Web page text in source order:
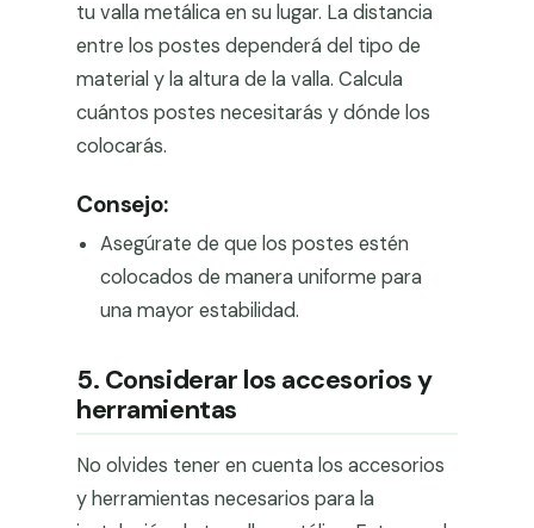
tu valla metálica en su lugar. La distancia
entre los postes dependerá del tipo de
material y la altura de la valla. Calcula
cuántos postes necesitarás y dónde los
colocarás.
Consejo:
Asegúrate de que los postes estén
colocados de manera uniforme para
una mayor estabilidad.
5. Considerar los accesorios y
herramientas
No olvides tener en cuenta los accesorios
y herramientas necesarios para la